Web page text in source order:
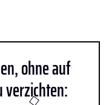
ohne auf